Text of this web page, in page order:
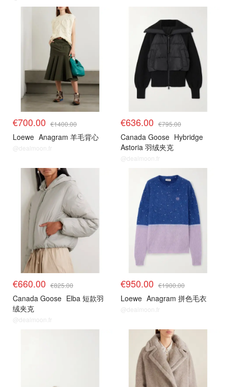
€700.00 €1400.00
Loewe Anagram 羊毛背心
@dealmoon.fr
€636.00 €795.00
Canada Goose Hybridge
Astoria 羽绒夹克
@dealmoon.fr
€660.00 €825.00
Canada Goose Elba 短款羽
绒夹克
@dealmoon.fr
€950.00 €1900.00
Loewe Anagram 拼色毛衣
@dealmoon.fr